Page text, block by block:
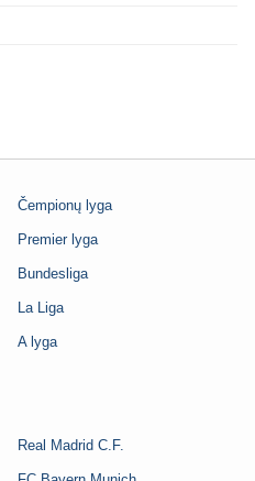
Čempionų lyga
Premier lyga
Bundesliga
La Liga
A lyga
Real Madrid C.F.